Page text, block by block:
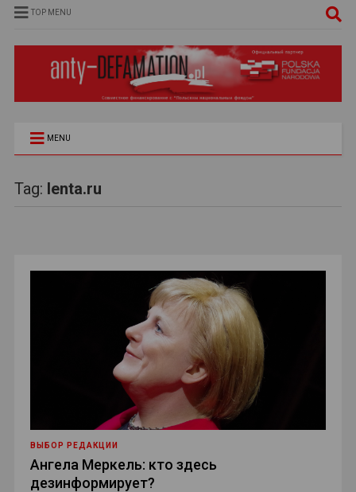
TOP MENU
MENU
Tag: lenta.ru
ВЫБОР РЕДАКЦИИ
Ангела Меркель: кто здесь
дезинформирует?